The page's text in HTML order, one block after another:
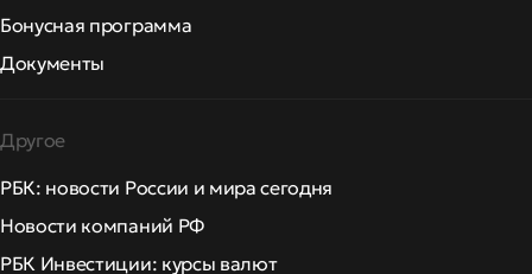
Бонусная программа
Документы
Другое
РБК: новости России и мира сегодня
Новости компаний РФ
РБК Инвестиции: курсы валют